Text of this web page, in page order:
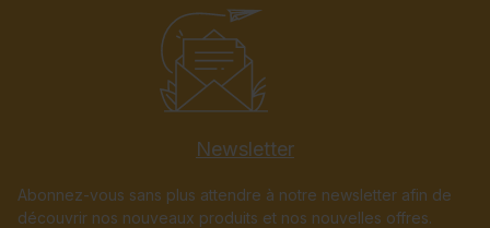
Newsletter
Abonnez-vous sans plus attendre à notre newsletter afin de
découvrir nos nouveaux produits et nos nouvelles offres.